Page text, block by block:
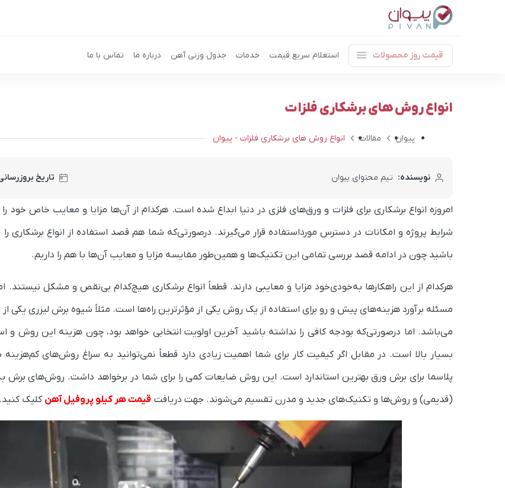
قیمت روز محصولات استعلام سریع قیمت خدمات جدول وزنی آهن درباره ما تماس با ما
انواع روش های برشکاری فلزات
پیوان مقالات انواع روش های برشکاری فلزات - پیوان
نویسنده: تیم محتوای پیوان تاریخ
امروزه انواع برشکاری برای فلزات و ورق‌های فلزی در دنیا ابداع شده است. هرکدام از آن‌ها مزایا و معایب خاص خود
شرایط پروژه و امکانات در دسترس مورداستفاده قرار می‌گیرند. درصورتی‌که شما هم قصد استفاده از انواع برشکاری را
باشید چون در ادامه قصد بررسی تمامی این تکنیک‌ها و همین‌طور مقایسه مزایا و معایب آن‌ها با هم را داریم.
هرکدام از این راهکارها به‌خودی‌خود مزایا و معایبی دارند. قطعاً انواع برشکاری هیچ‌کدام بی‌نقص و مشکل نیستند.
مسئله برآورد هزینه‌های پیش و رو برای استفاده از یک روش یکی از مؤثرترین راه‌ها است. مثلاً شیوه برش لیزری یکی
می‌باشد. اما درصورتی‌که بودجه کافی را نداشته باشید آخرین اولویت انتخابی خواهد بود، چون هزینه این روش و
بسیار بالا است. در مقابل اگر کیفیت کار برای شما اهمیت زیادی دارد قطعاً نمی‌توانید به سراغ روش‌های کم‌هزینه
پلاسما برای برش ورق بهترین استاندارد است. این روش ضایعات کمی را برای شما در برخواهد داشت. روش‌های
(قدیمی) و روش‌ها و تکنیک‌های جدید و مدرن تقسیم می‌شوند. جهت دریافت قیمت هر کیلو پروفیل آهن کلیک کنید.